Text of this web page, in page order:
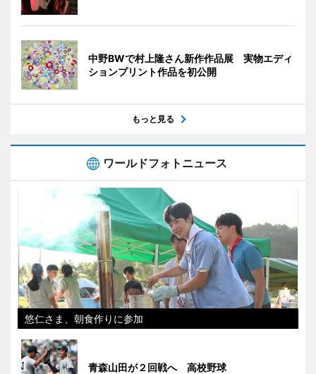
中野BWで村上隆さん新作作品展 実物エディ
ションプリント作品を初公開
もっと見る
ワールドフォトニュース
悠仁さま、朝食作りに参加
青森山田が２回戦へ 高校野球